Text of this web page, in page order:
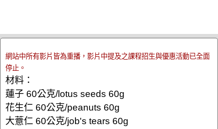
網站中所有影片皆為重播，影片中提及之課程招生與優惠活動已全面
停止。
材料：
蓮子 60公克/lotus seeds 60g
花生仁 60公克/peanuts 60g
大薏仁 60公克/job's tears 60g